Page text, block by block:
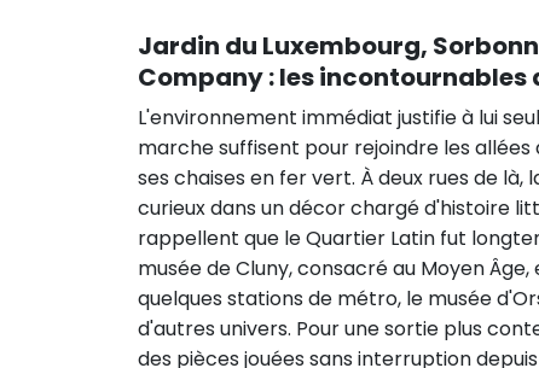
Jardin du Luxembourg,
Company : les incontournables
L'environnement immédiat justifie à lui
marche suffisent pour rejoindre les allées
ses chaises en fer vert. À deux rues de
curieux dans un décor chargé d'histoire
rappellent que le Quartier Latin fut
musée de Cluny, consacré au Moyen
quelques stations de métro, le musée
d'autres univers. Pour une sortie plus
des pièces jouées sans interruption